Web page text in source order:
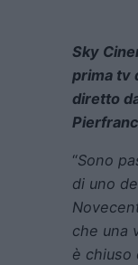
Sky
prima tv
diretto
“Sono
di uno
che una
è chiuso